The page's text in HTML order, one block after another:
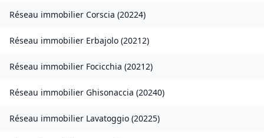
Réseau immobilier Corscia (20224)
Réseau immobilier Erbajolo (20212)
Réseau immobilier Focicchia (20212)
Réseau immobilier Ghisonaccia (20240)
Réseau immobilier Lavatoggio (20225)